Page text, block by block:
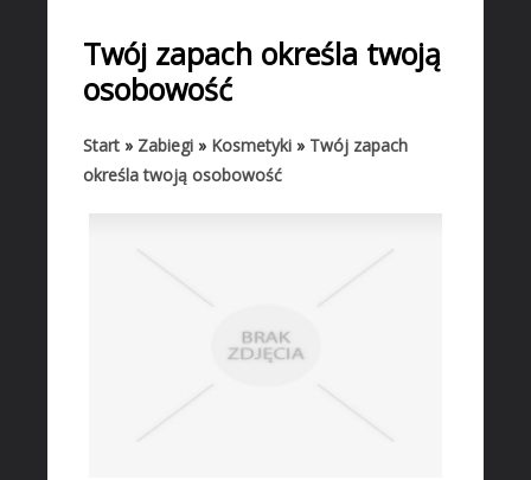
BIZNES
Biura Rachunkowe
Doradztwo
Drukarnie
Twój zapach określa twoją
osobowość
Start » Zabiegi » Kosmetyki » Twój zapach
określa twoją osobowość